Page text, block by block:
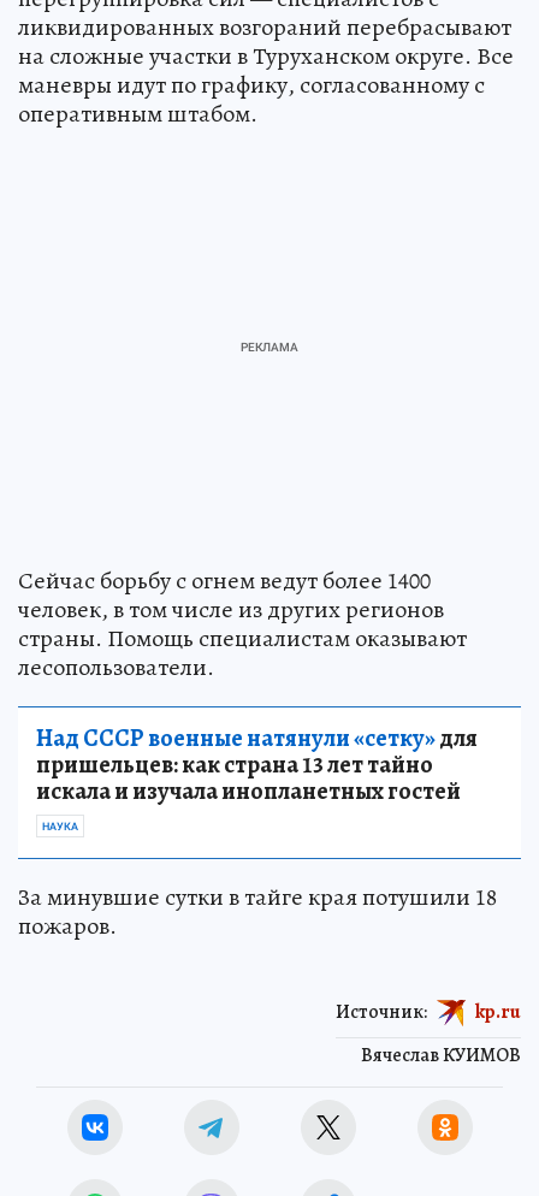
ликвидированных возгораний перебрасывают
на сложные участки в Туруханском округе. Все
маневры идут по графику, согласованному с
оперативным штабом.
Сейчас борьбу с огнем ведут более 1400
человек, в том числе из других регионов
страны. Помощь специалистам оказывают
лесопользователи.
Над СССР военные натянули «сетку»для
пришельцев: как страна 13 лет тайно
искала и изучала инопланетных гостей
НАУКА
За минувшие сутки в тайге края потушили 18
пожаров.
Вячеслав КУИМОВ
Источник: kp.ru